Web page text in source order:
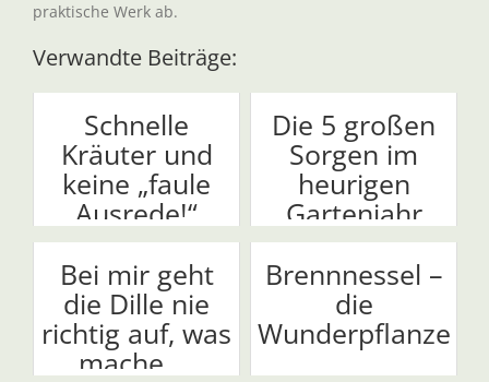
praktische Werk ab.
Verwandte Beiträge:
Schnelle
Kräuter und
keine „faule
Ausrede!“
Die 5 großen
Sorgen im
heurigen
Gartenjahr
Bei mir geht
die Dille nie
richtig auf, was
mache ...
Brennnessel –
die
Wunderpflanze